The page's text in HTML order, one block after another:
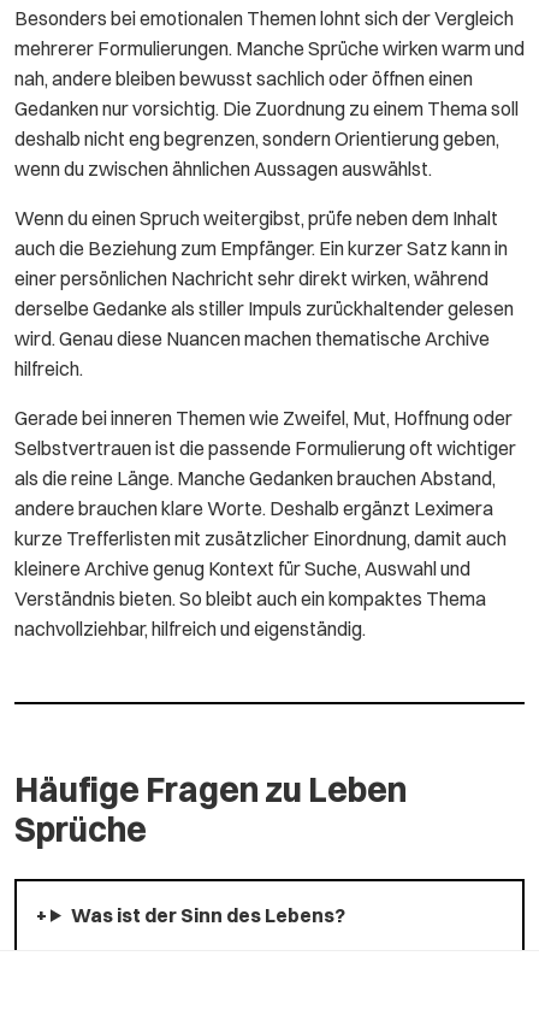
Besonders bei emotionalen Themen lohnt sich der Vergleich
mehrerer Formulierungen. Manche Sprüche wirken warm und
nah, andere bleiben bewusst sachlich oder öffnen einen
Gedanken nur vorsichtig. Die Zuordnung zu einem Thema soll
deshalb nicht eng begrenzen, sondern Orientierung geben,
wenn du zwischen ähnlichen Aussagen auswählst.
Wenn du einen Spruch weitergibst, prüfe neben dem Inhalt
auch die Beziehung zum Empfänger. Ein kurzer Satz kann in
einer persönlichen Nachricht sehr direkt wirken, während
derselbe Gedanke als stiller Impuls zurückhaltender gelesen
wird. Genau diese Nuancen machen thematische Archive
hilfreich.
Gerade bei inneren Themen wie Zweifel, Mut, Hoffnung oder
Selbstvertrauen ist die passende Formulierung oft wichtiger
als die reine Länge. Manche Gedanken brauchen Abstand,
andere brauchen klare Worte. Deshalb ergänzt Leximera
kurze Trefferlisten mit zusätzlicher Einordnung, damit auch
kleinere Archive genug Kontext für Suche, Auswahl und
Verständnis bieten. So bleibt auch ein kompaktes Thema
nachvollziehbar, hilfreich und eigenständig.
Häufige Fragen zu Leben
Sprüche
Was ist der Sinn des Lebens?